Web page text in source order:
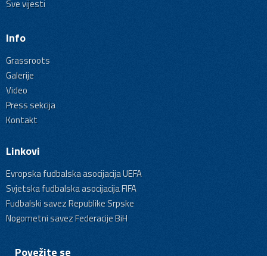
Sve vijesti
Info
Grassroots
Galerije
Video
Press sekcija
Kontakt
Linkovi
Evropska fudbalska asocijacija UEFA
Svjetska fudbalska asocijacija FIFA
Fudbalski savez Republike Srpske
Nogometni savez Federacije BiH
Povežite se